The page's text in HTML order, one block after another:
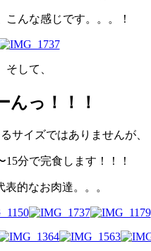
こんな感じです。。。！
そして、
んっ！！！
サイズではありませんが、
15分で完食します！！！
表的なお肉達。。。